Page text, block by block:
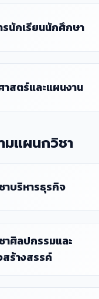
นักเรียนนักศึกษา
สตร์และแผนงาน
มแผนกวิชา
าบริหารธุรกิจ
าศิลปกรรมและ
ร้างสรรค์